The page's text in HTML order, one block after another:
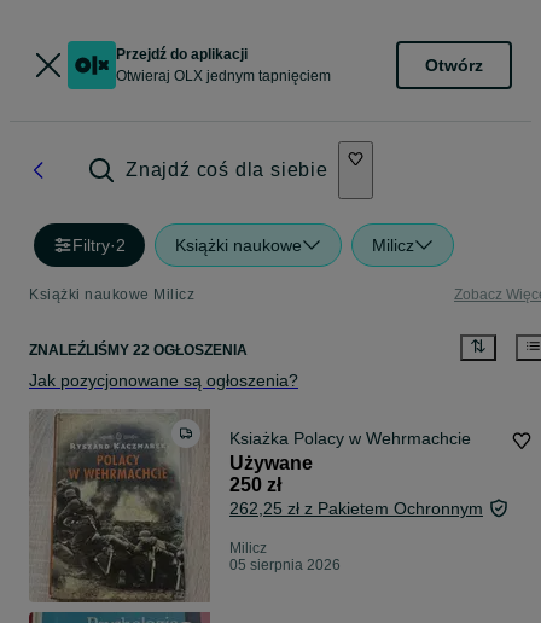
Przejdź do aplikacji
Otwieraj OLX jednym tapnięciem
Otwórz
Znajdź coś dla siebie
Filtry·2 Książki naukowe Milicz
Książki naukowe Milicz Zobacz
ZNALEŹLIŚMY 22 OGŁOSZENIA
Jak pozycjonowane są ogłoszenia?
Ksiażka Polacy w Wehrmachcie
Używane
250 zł
262,25 zł z Pakietem Ochronnym
Milicz
05 sierpnia 2026